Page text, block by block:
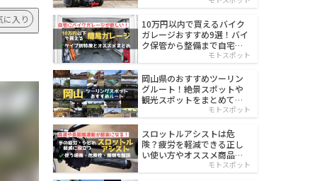
に入り
10万円以内で買えるバイク
ガレージおすすめ9選！バイ
ク保管から整備まで自宅で
モトスポット
岡山県のおすすめツーリン
グルート！絶景スポットや
観光スポットをまとめて紹
モトスポット
スロットルアシストは危
険？疲労を軽減できる正し
い使い方やオススメ商品を
モトスポット